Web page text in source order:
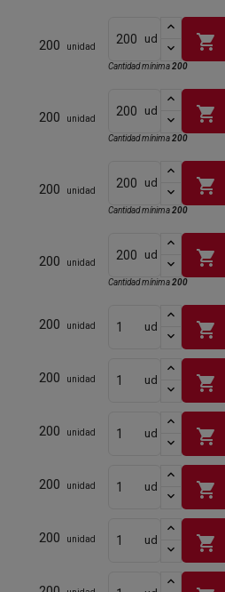
200 unidad
ud shopping_cart
Cantidad mínima200
200 unidad
ud shopping_cart
Cantidad mínima200
200 unidad
ud shopping_cart
Cantidad mínima200
200 unidad
ud shopping_cart
Cantidad mínima200
200 unidad ud shopping_cart
200 unidad ud shopping_cart
200 unidad ud shopping_cart
200 unidad ud shopping_cart
200 unidad ud shopping_cart